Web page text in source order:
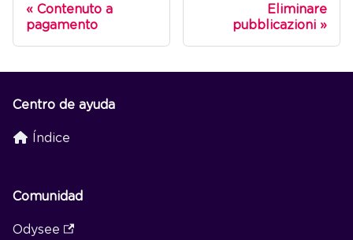
Contenuto a
pagamento
Eliminare
pubblicazioni
Centro de ayuda
Índice
Comunidad
Odysee